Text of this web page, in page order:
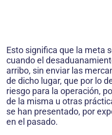
Esto significa que la meta
cuando el
arribo, sin enviar las
de dicho lugar, que por lo
riesgo para la operación,
de la misma u otras
se han presentado, por
en el pasado.